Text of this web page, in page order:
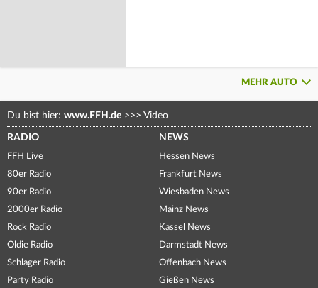
MEHR AUTO
Du bist hier: www.FFH.de >>> Video
RADIO
FFH Live
80er Radio
90er Radio
2000er Radio
Rock Radio
Oldie Radio
Schlager Radio
Party Radio
NEWS
Hessen News
Frankfurt News
Wiesbaden News
Mainz News
Kassel News
Darmstadt News
Offenbach News
Gießen News